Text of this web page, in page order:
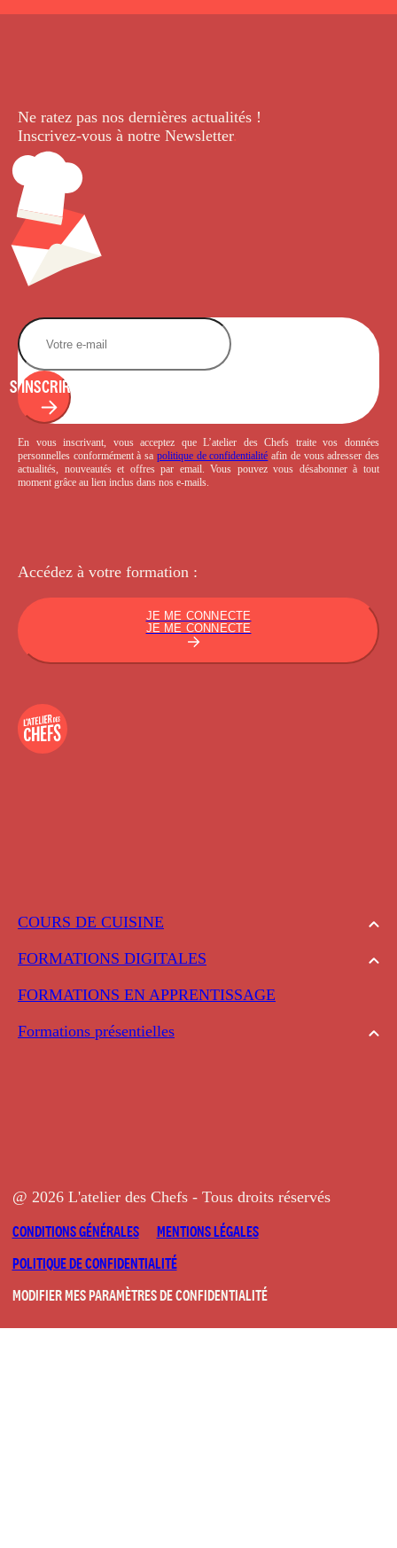
COURS DE CUISINE
FORMATIONS DIGITALES
FORMATIONS EN APPRENTISSAGE
Formations présentielles
Ne ratez pas nos dernières actualités !
Inscrivez-vous à notre Newsletter.
S'INSCRIRE
En vous inscrivant, vous acceptez que L’atelier des Chefs traite vos données
personnelles conformément à sa politique de confidentialité afin de vous adresser des
actualités, nouveautés et offres par email. Vous pouvez vous désabonner à tout
moment grâce au lien inclus dans nos e-mails.
Accédez à votre formation :
JE ME CONNECTE
JE ME CONNECTE
@ 2026 L'atelier des Chefs - Tous droits réservés
CONDITIONS GÉNÉRALES
MENTIONS LÉGALES
POLITIQUE DE CONFIDENTIALITÉ
MODIFIER MES PARAMÈTRES DE CONFIDENTIALITÉ